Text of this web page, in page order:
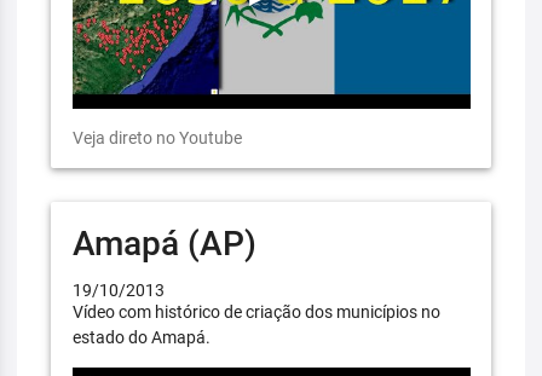
Veja direto no Youtube
Amapá (AP)
19/10/2013
Vídeo com histórico de criação dos municípios no
estado do Amapá.